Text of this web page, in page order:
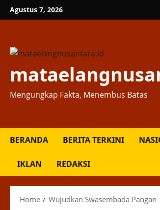
Skip
to
Agustus 7, 2026
Mengungkap Fakta, Menembus Batas
BERANDA BERITA TERKINI
IKLAN REDAKSI
Home Wujudkan Swasembada Pangan